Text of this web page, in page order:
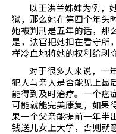
以王洪兰姊妹为例，
狱，那么她在第四个年头
她被判刑是五年的话，那
是，法官把她扣在看守所
样冷血地将她的权利给剥
对于很多人来说，一
犯人与亲人是否能见上最
能得到及时治疗。一个癌
可能就能完美康复，如果
果一个父亲能提前一年半
钱送儿女上大学，否则就